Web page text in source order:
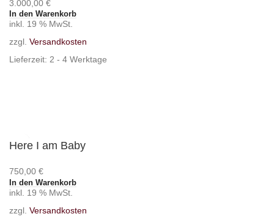
3.000,00 €
In den Warenkorb
inkl. 19 % MwSt.
zzgl. Versandkosten
Lieferzeit: 2 - 4 Werktage
Here I am Baby
750,00 €
In den Warenkorb
inkl. 19 % MwSt.
zzgl. Versandkosten